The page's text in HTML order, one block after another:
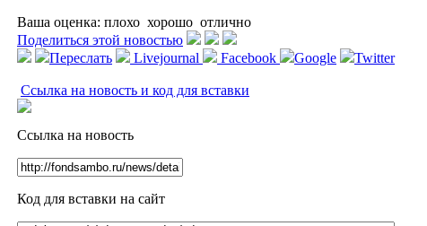
Ваша оценка: плохо хорошо отлично
Поделиться этой новостью
Переслать
Livejournal Facebook Google Twitter
Ссылка на новость и код для вставки
Ссылка на новость
Код для вставки на сайт